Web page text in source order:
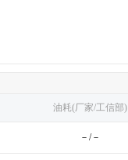
油耗(厂家/工信部)
－/－